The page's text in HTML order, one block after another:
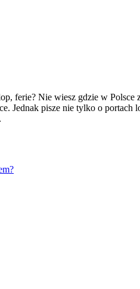
ferie? Nie wiesz gdzie w
Jednak pisze nie tylko o